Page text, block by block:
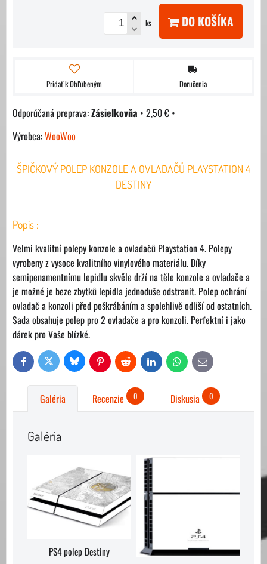
ks DO KOŠÍKA
Pridať k Obľúbeným Doručenia
Zásielkovňa • 2,50 € •
Výrobca:WooWoo
ŠPIČKOVÝ POLEP KONZOLE A OVLADAČŮ PLAYSTATION 4
DESTINY
Popis :
Velmi kvalitní polepy konzole a ovladačů Playstation 4. Polepy
vyrobeny z vysoce kvalitního vinylového materiálu. Díky
semipenamentnímu lepidlu skvěle drží na těle konzole a ovladače a
je možné je beze zbytků lepidla jednoduše odstranit. Polep ochrání
ovladač a konzoli před poškrábáním a spolehlivě odliší od ostatních.
Sada obsahuje polep pro 2 ovladače a pro konzoli. Perfektní i jako
dárek pro Vaše blízké.
FacebookTwitter Bluesky PinterestReddit LinkedIn WhatsAppE-
mail
Galéria Recenzie 0 Diskusia 0
Galéria
PS4 polep Destiny